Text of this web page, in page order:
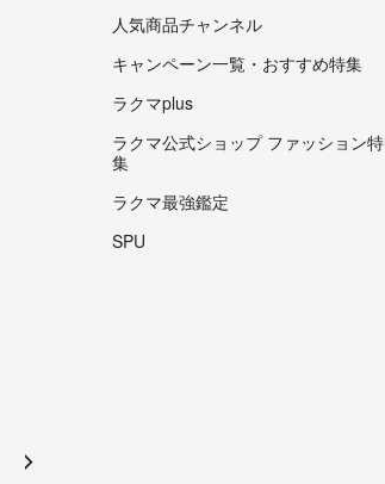
人気商品チャンネル
キャンペーン一覧・おすすめ特集
ラクマplus
ラクマ公式ショップ ファッション特
集
ラクマ最強鑑定
SPU